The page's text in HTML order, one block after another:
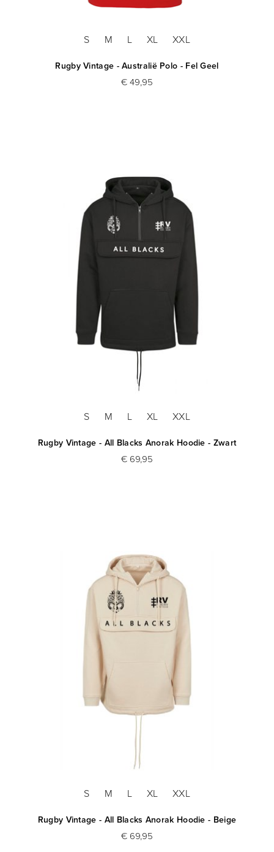
S M L XL XXL
Rugby Vintage - Australië Polo - Fel Geel
€ 49,95
S M L XL XXL
Rugby Vintage - All Blacks Anorak Hoodie - Zwart
€ 69,95
S M L XL XXL
Rugby Vintage - All Blacks Anorak Hoodie - Beige
€ 69,95